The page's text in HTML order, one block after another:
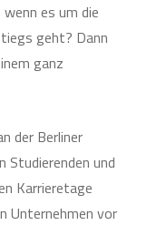
es um die
geht? Dann
ganz
der Berliner
Studierenden und
Karrieretage
Unternehmen vor